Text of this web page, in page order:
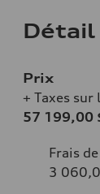
Prix
+ Taxes sur
57 199,00
Frais
3